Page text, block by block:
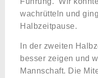
wachrütteln und
Halbzeitpause.
In der zweiten
besser zeigen und
Mannschaft. Die